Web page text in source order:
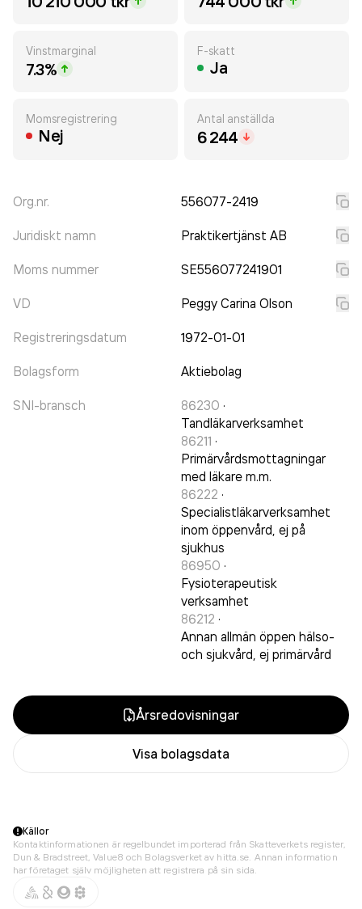
Vinstmarginal
7.3%
F-skatt
Ja
Momsregistrering
Nej
Antal anställda
6 244
Org.nr. 556077-2419
Juridiskt namn Praktikertjänst AB
Moms nummer SE556077241901
VD Peggy Carina Olson
Registreringsdatum 1972-01-01
Bolagsform Aktiebolag
SNI-bransch 86230 ·
Tandläkarverksamhet
86211 ·
Primärvårdsmottagningar
med läkare m.m.
86222 ·
Specialistläkarverksamhet
inom öppenvård, ej på
sjukhus
86950 ·
Fysioterapeutisk
verksamhet
86212 ·
Annan allmän öppen hälso-
och sjukvård, ej primärvård
Årsredovisningar
Visa bolagsdata
Källor
Kontaktinformationen är regelbundet importerad från Skatteverkets register,
Dun & Bradstreet, Value8 och Bolagsverket av hitta.se. Annan information
har företaget själv möjligheten att registrera på sin sida.